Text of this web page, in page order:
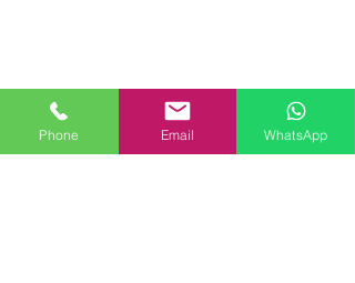
Phone Email WhatsApp